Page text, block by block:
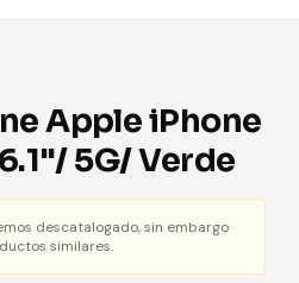
Apple iPhone
5G/ Verde
descatalogado, sin embargo
similares.